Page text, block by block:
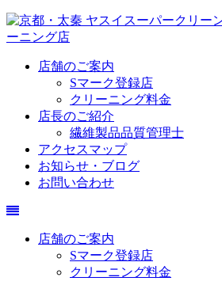
店舗のご案内
Sマーク登録店
クリーニング料金
店長のご紹介
繊維製品品質管理士
アクセスマップ
お知らせ・ブログ
お問い合わせ
店舗のご案内
Sマーク登録店
クリーニング料金